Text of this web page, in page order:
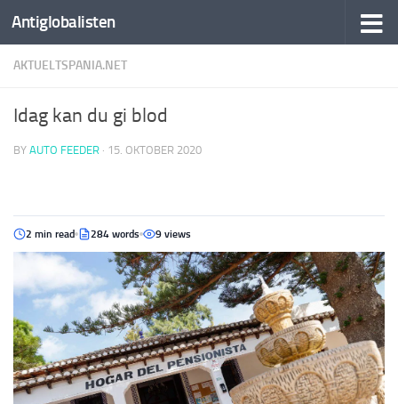
Antiglobalisten
AKTUELTSPANIA.NET
Idag kan du gi blod
BY AUTO FEEDER · 15. OKTOBER 2020
2 min read 284 words 9 views